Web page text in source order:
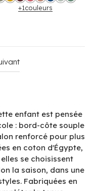
+1couleurs
enfant est pensée
: bord-côte souple
renforcé pour plus
en coton d'Égypte,
se choisissent
la saison, dans une
Fabriquées en